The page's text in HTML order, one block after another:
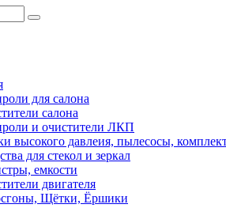
для салона
салона
и очистители ЛКП
высокого давлеия, пылесосы,
для стекол и зеркал
емкости
двигателя
Щётки, Ёршики